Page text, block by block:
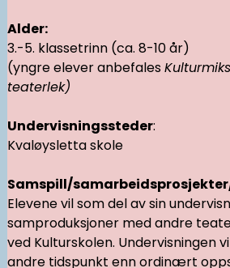
Alder:
3.-5. klassetrinn (ca. 8-10 år)
(yngre elever anbefales
teaterlek)
Undervisningssteder:
Kvaløysletta skole
Samspill/
Elevene vil som del av sin
samproduksjoner med andre
ved Kulturskolen. Undervisningen
andre tidspunkt enn ordinært